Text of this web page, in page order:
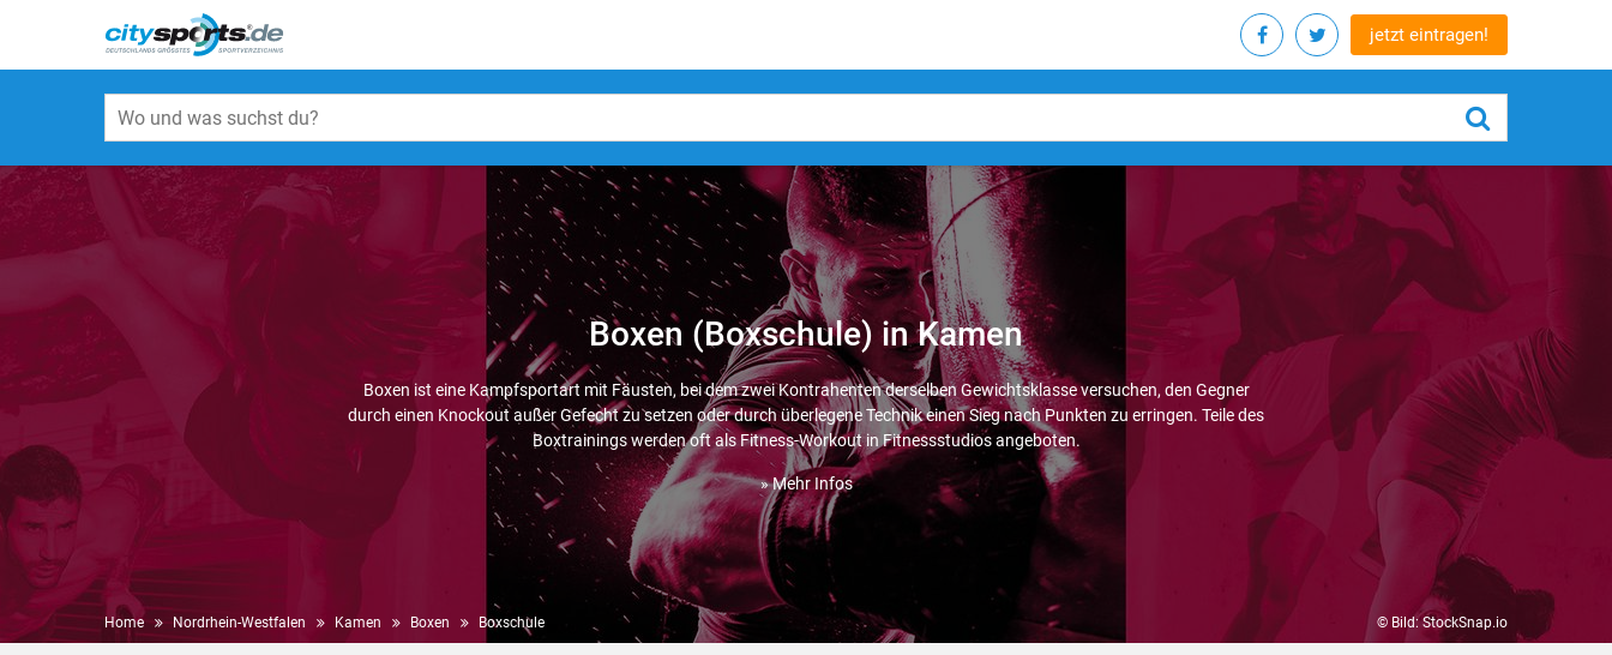
jetzt eintragen!
Boxen (Boxschule) in Kamen
Boxen ist eine Kampfsportart mit Fäusten, bei dem zwei Kontrahenten derselben Gewichtsklasse versuchen, den Gegner
durch einen Knockout außer Gefecht zu setzen oder durch überlegene Technik einen Sieg nach Punkten zu erringen. Teile des
Boxtrainings werden oft als Fitness-Workout in Fitnessstudios angeboten.
» Mehr Infos
Home Nordrhein-Westfalen Kamen Boxen Boxschule © Bild: StockSnap.io